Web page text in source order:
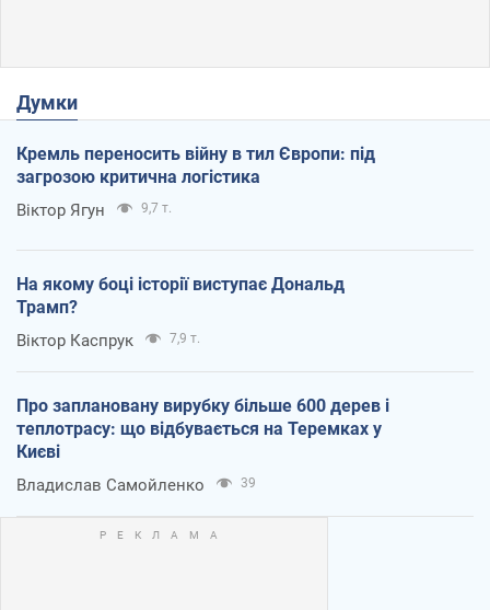
Думки
Кремль переносить війну в тил Європи: під
загрозою критична логістика
Віктор Ягун 9,7 т.
На якому боці історії виступає Дональд
Трамп?
Віктор Каспрук 7,9 т.
Про заплановану вирубку більше 600 дерев і
теплотрасу: що відбувається на Теремках у
Києві
Владислав Самойленко 39